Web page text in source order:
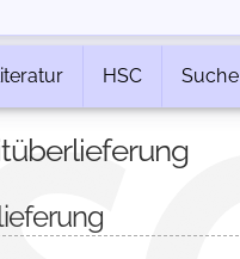
HSC Suche